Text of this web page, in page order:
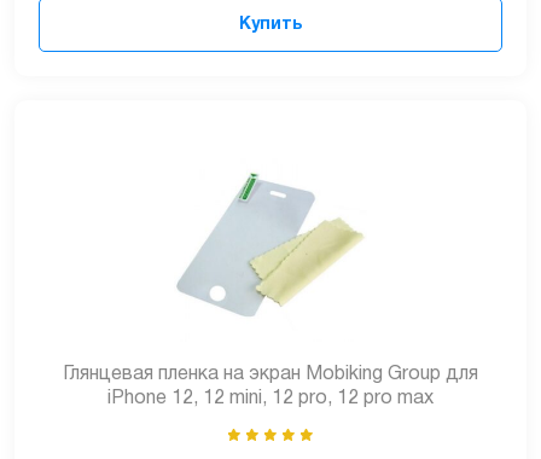
Купить
Глянцевая пленка на экран Mobiking Group для
iPhone 12, 12 mini, 12 pro, 12 pro max